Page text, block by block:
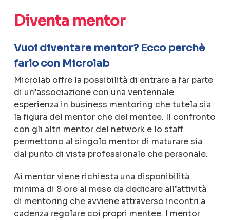
Diventa mentor
Vuoi diventare mentor? Ecco perchè
farlo con Microlab
Microlab offre la possibilità di entrare a far parte
di un’associazione con una ventennale
esperienza in business mentoring che tutela sia
la figura del mentor che del mentee. Il confronto
con gli altri mentor del network e lo staff
permettono al singolo mentor di maturare sia
dal punto di vista professionale che personale.
Ai mentor viene richiesta una disponibilità
minima di 8 ore al mese da dedicare all’attività
di mentoring che avviene attraverso incontri a
cadenza regolare coi propri mentee. I mentor